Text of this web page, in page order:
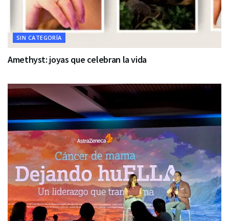
SIN CATEGORÍA
Amethyst: joyas que celebran la vida